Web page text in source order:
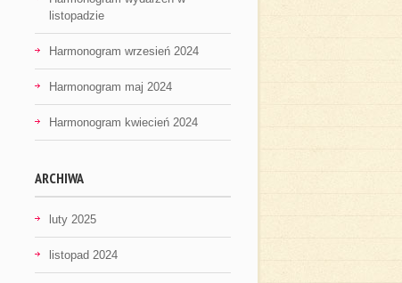
listopadzie
Harmonogram wrzesień 2024
Harmonogram maj 2024
Harmonogram kwiecień 2024
ARCHIWA
luty 2025
listopad 2024